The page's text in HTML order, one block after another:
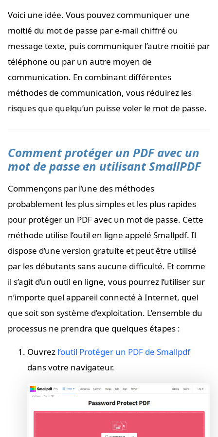
Voici une idée. Vous pouvez communiquer une
moitié du mot de passe par e-mail chiffré ou
message texte, puis communiquer l’autre moitié par
téléphone ou par un autre moyen de
communication. En combinant différentes
méthodes de communication, vous réduirez les
risques que quelqu’un puisse voler le mot de passe.
Comment protéger un PDF avec un
mot de passe en utilisant SmallPDF
Commençons par l’une des méthodes
probablement les plus simples et les plus rapides
pour protéger un PDF avec un mot de passe. Cette
méthode utilise l’outil en ligne appelé Smallpdf. Il
dispose d’une version gratuite et peut être utilisé
par les débutants sans aucune difficulté. Et comme
il s’agit d’un outil en ligne, vous pourrez l’utiliser sur
n’importe quel appareil connecté à Internet, quel
que soit son système d’exploitation. L’ensemble du
processus ne prendra que quelques étapes :
Ouvrez l’outil Protéger un PDF de Smallpdf
dans votre navigateur.